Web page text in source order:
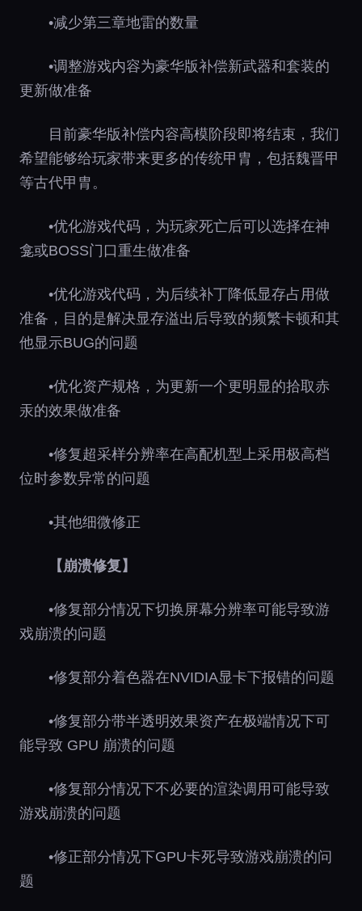
•减少第三章地雷的数量
•调整游戏内容为豪华版补偿新武器和套装的
更新做准备
目前豪华版补偿内容高模阶段即将结束，我们
希望能够给玩家带来更多的传统甲胄，包括魏晋甲
等古代甲胄。
•优化游戏代码，为玩家死亡后可以选择在神
龛或BOSS门口重生做准备
•优化游戏代码，为后续补丁降低显存占用做
准备，目的是解决显存溢出后导致的频繁卡顿和其
他显示BUG的问题
•优化资产规格，为更新一个更明显的拾取赤
汞的效果做准备
•修复超采样分辨率在高配机型上采用极高档
位时参数异常的问题
•其他细微修正
【崩溃修复】
•修复部分情况下切换屏幕分辨率可能导致游
戏崩溃的问题
•修复部分着色器在NVIDIA显卡下报错的问题
•修复部分带半透明效果资产在极端情况下可
能导致 GPU 崩溃的问题
•修复部分情况下不必要的渲染调⽤可能导致
游戏崩溃的问题
•修正部分情况下GPU卡死导致游戏崩溃的问
题